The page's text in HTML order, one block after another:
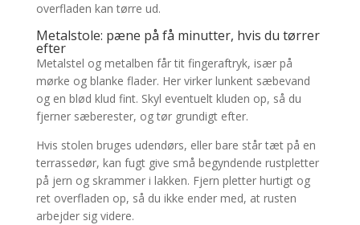
overfladen kan tørre ud.
Metalstole: pæne på få minutter, hvis du tørrer
efter
Metalstel og metalben får tit fingeraftryk, især på
mørke og blanke flader. Her virker lunkent sæbevand
og en blød klud fint. Skyl eventuelt kluden op, så du
fjerner sæberester, og tør grundigt efter.
Hvis stolen bruges udendørs, eller bare står tæt på en
terrassedør, kan fugt give små begyndende rustpletter
på jern og skrammer i lakken. Fjern pletter hurtigt og
ret overfladen op, så du ikke ender med, at rusten
arbejder sig videre.